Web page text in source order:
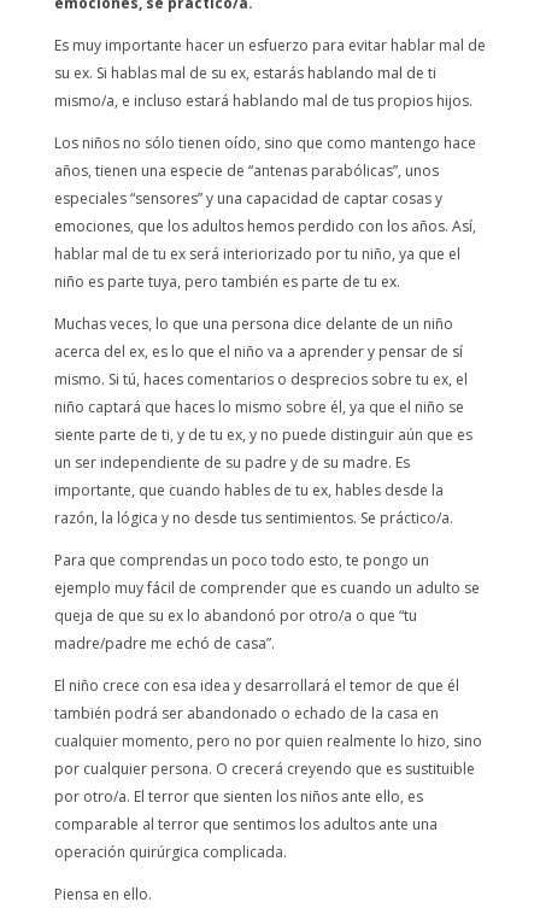
Es muy importante hacer un esfuerzo para evitar hablar mal de
su ex. Si hablas mal de su ex, estarás hablando mal de ti
mismo/a, e incluso estará hablando mal de tus propios hijos.
Los niños no sólo tienen oído, sino que como mantengo hace
años, tienen una especie de “antenas parabólicas”, unos
especiales “sensores” y una capacidad de captar cosas y
emociones, que los adultos hemos perdido con los años. Así,
hablar mal de tu ex será interiorizado por tu niño, ya que el
niño es parte tuya, pero también es parte de tu ex.
Muchas veces, lo que una persona dice delante de un niño
acerca del ex, es lo que el niño va a aprender y pensar de sí
mismo. Si tú, haces comentarios o desprecios sobre tu ex, el
niño captará que haces lo mismo sobre él, ya que el niño se
siente parte de ti, y de tu ex, y no puede distinguir aún que es
un ser independiente de su padre y de su madre. Es
importante, que cuando hables de tu ex, hables desde la
razón, la lógica y no desde tus sentimientos. Se práctico/a.
Para que comprendas un poco todo esto, te pongo un
ejemplo muy fácil de comprender que es cuando un adulto se
queja de que su ex lo abandonó por otro/a o que “tu
madre/padre me echó de casa”.
El niño crece con esa idea y desarrollará el temor de que él
también podrá ser abandonado o echado de la casa en
cualquier momento, pero no por quien realmente lo hizo, sino
por cualquier persona. O crecerá creyendo que es sustituible
por otro/a. El terror que sienten los niños ante ello, es
comparable al terror que sentimos los adultos ante una
operación quirúrgica complicada.
Piensa en ello.